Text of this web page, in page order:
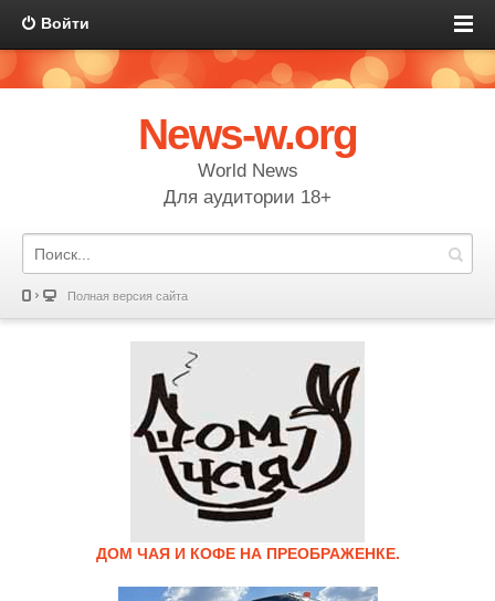
Войти
News-w.org
World News
Для аудитории 18+
Полная версия сайта
ДОМ ЧАЯ И КОФЕ НА ПРЕОБРАЖЕНКЕ.